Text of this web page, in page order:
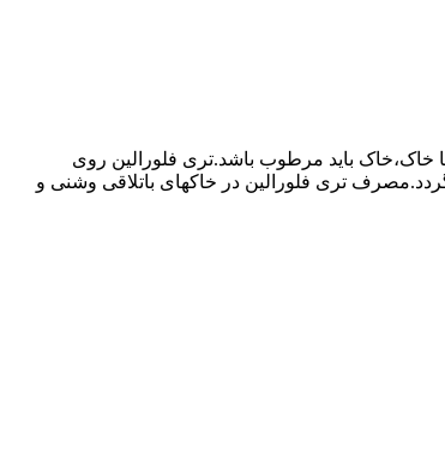
باید مرطوب باشد.تری فلورالین روی
تری فلورالین در خاکهای باتلاقی وشنی و